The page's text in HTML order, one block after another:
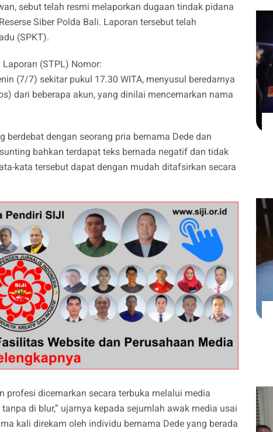
sebut telah resmi melaporkan dugaan tindak pidana
Siber Polda Bali. Laporan tersebut telah
(SPKT).
(STPL) Nomor:
(7/7) sekitar pukul 17.30 WITA, menyusul beredarnya
dari beberapa akun, yang dinilai mencemarkan nama
dengan seorang pria bernama Dede dan
bahkan terdapat teks bernada negatif dan tidak
kata tersebut dapat dengan mudah ditafsirkan secara
profesi dicemarkan secara terbuka melalui media
di blur,” ujarnya kepada sejumlah awak media usai
kali direkam oleh individu bernama Dede yang berada